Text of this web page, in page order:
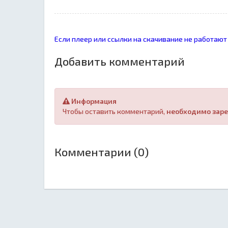
Если плеер или ссылки на скачивание не работают
Добавить комментарий
Информация
Чтобы оставить комментарий, необходимо
Комментарии (0)